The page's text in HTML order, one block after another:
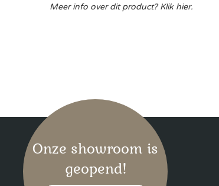
Meer info over dit product? Klik hier.
Onze showroom is
geopend!